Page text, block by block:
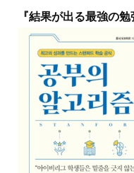
『結果が出る最強の